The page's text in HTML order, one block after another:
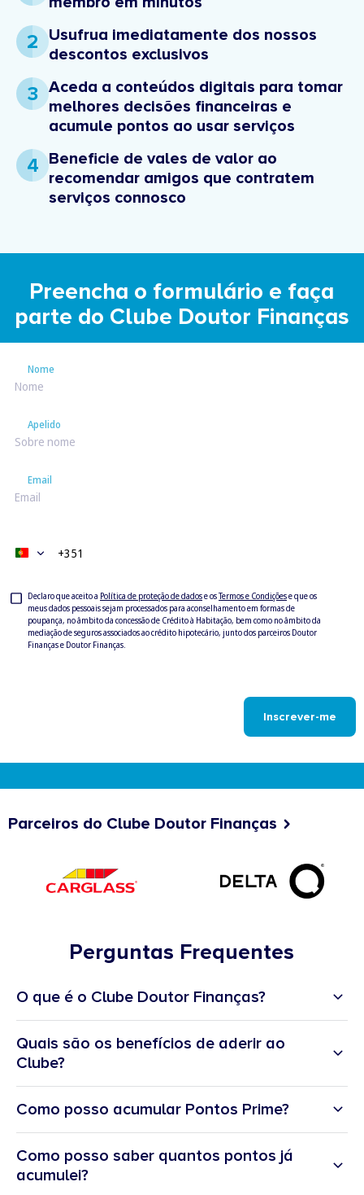
2
Usufrua imediatamente dos nossos
descontos exclusivos
3 Aceda a conteúdos digitais para tomar
melhores decisões financeiras e
acumule pontos ao usar serviços
4 Beneficie de vales de valor ao
recomendar amigos que contratem
serviços connosco
Preencha o formulário e faça
parte do Clube Doutor Finanças
Nome
Nome
Apelido
Apelido
Email
Email
Portugal+351
Privacy
Check
Declaro que aceito a Política de proteção de dadose osTermos e Condiçõese que os
meus dados pessoais sejam processados para aconselhamento em formas de
poupança, no âmbito da concessão de Crédito à Habitação, bem como no âmbito da
mediação de seguros associados ao crédito hipotecário, junto dos parceiros Doutor
Finanças e Doutor Finanças.
Inscrever-me
Parceiros do Clube Doutor Finanças
Perguntas Frequentes
O que é o Clube Doutor Finanças?
Vantagens Prime:
Pontos Prime
Conteúdos Exclusivos:
Quais são os benefícios de aderir ao
Clube?
Descontos diretos (Vantagens Prime) em marcas como Vila Galé,
Carglass, Wook.
Pontos Prime, atribuídos por ações como a adesão ao Clube,
participação em campanhas e contratação de serviços.
Como posso acumular Pontos Prime?
Como posso saber quantos pontos já
acumulei?